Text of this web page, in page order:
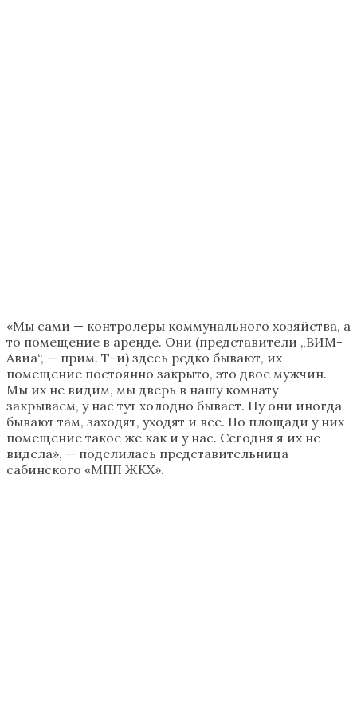
«Мы сами — контролеры коммунального хозяйства, а
то помещение в аренде. Они (представители „ВИМ-
Авиа“, — прим. Т-и) здесь редко бывают, их
помещение постоянно закрыто, это двое мужчин.
Мы их не видим, мы дверь в нашу комнату
закрываем, у нас тут холодно бывает. Ну они иногда
бывают там, заходят, уходят и все. По площади у них
помещение такое же как и у нас. Сегодня я их не
видела», — поделилась представительница
сабинского «МПП ЖКХ».